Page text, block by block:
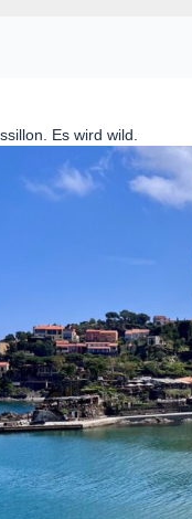
Es wird wild.